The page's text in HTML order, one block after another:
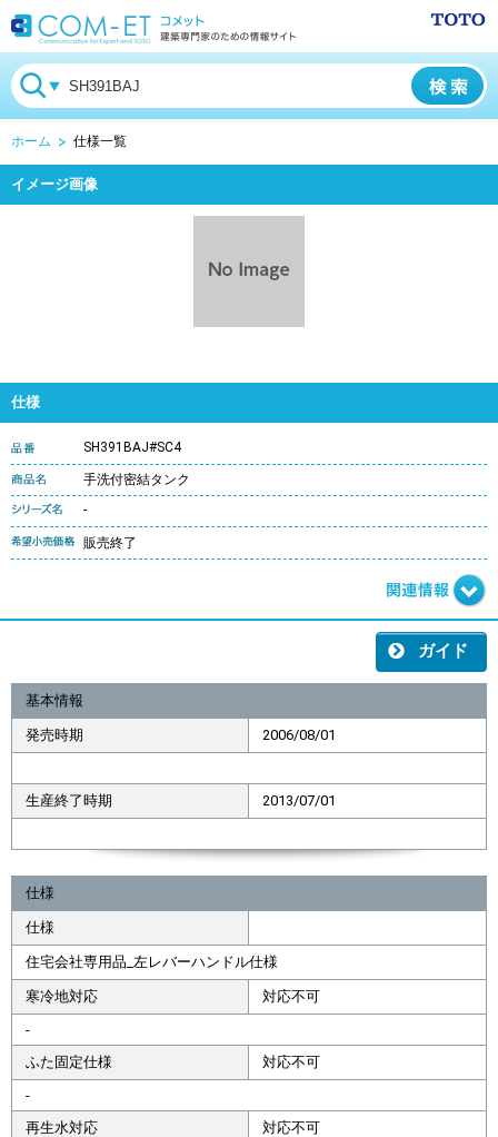
ホーム 仕様一覧
イメージ画像
仕様
SH391BAJ#SC4
手洗付密結タンク
-
販売終了
ガイド
基本情報
発売時期 2006/08/01
生産終了時期 2013/07/01
仕様
仕様
住宅会社専用品_左レバーハンドル仕様
寒冷地対応
対応不可
-
ふた固定仕様
対応不可
-
再生水対応
対応不可